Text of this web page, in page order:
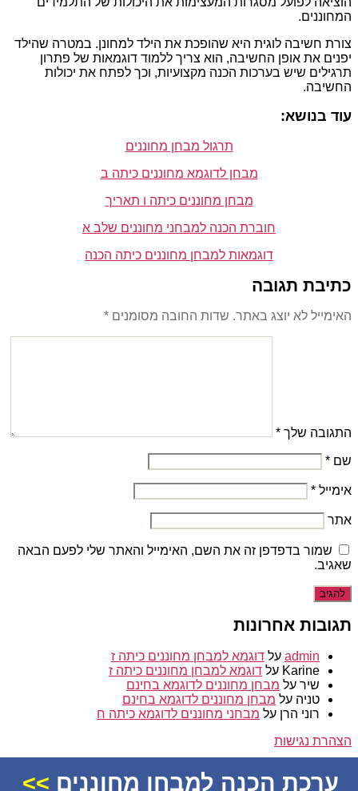
המחוננים.
צורת חשיבה לוגית היא שהופכת את הילד למחונן. במטרה שהילד
יפנים את אופן החשיבה, הוא צריך ללמוד דוגמאות של פתרון
תרגילים שיש בערכות הכנה מקצועיות, וכך לפתח את יכולות
החשיבה.
עוד בנושא:
תרגול מבחן מחוננים
מבחן לדוגמא מחוננים כיתה ב
מבחן מחוננים כיתה ו תאריך
חוברת הכנה למבחני מחוננים שלב א
דוגמאות למבחן מחוננים כיתה הכנה
כתיבת תגובה
האימייל לא יוצג באתר. שדות החובה מסומנים *
התגובה שלך *
שם *
אימייל *
אתר
שמור בדפדפן זה את השם, האימייל והאתר שלי לפעם הבאה
שאגיב.
תגובות אחרונות
admin על דוגמא למבחן מחוננים כיתה ז
Karine על דוגמא למבחן מחוננים כיתה ז
שיר על מבחן מחוננים לדוגמא בחינם
טניה על מבחן מחוננים לדוגמא בחינם
רוני הרן על מבחני מחוננים לדוגמא כיתה ח
הצהרת נגישות
ערכת הכנה למבחן מחוננים >>